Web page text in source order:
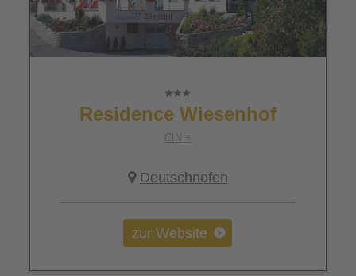
Residence Wiesenhof
CIN +
Deutschnofen
zur Website